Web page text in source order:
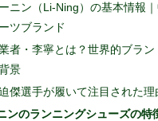
ニン（Li-Ning）の基本情報
ツブランド
者・李寧とは？世界的ブラン
景
傑選手が履いて注目された理
ンのランニングシューズの特